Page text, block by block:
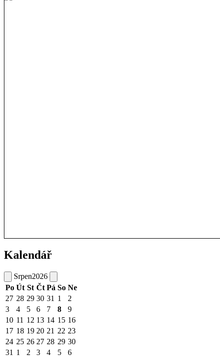
Kalendář
Srpen2026
Po Út St Čt Pá So Ne
27 28 29 30 31 1
2
3
4 5 6 7 8
9
10 11 12 13 14 15 16
17 18 19 20 21 22 23
24 25 26 27 28 29 30
31 1 2 3 4 5 6